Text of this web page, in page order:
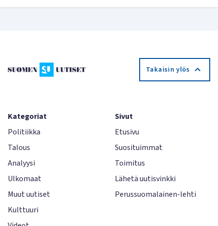
Takaisin ylös
Kategoriat
Politiikka
Talous
Analyysi
Ulkomaat
Muut uutiset
Kulttuuri
Sivut
Etusivu
Suosituimmat
Toimitus
Lähetä uutisvinkki
Perussuomalainen-lehti